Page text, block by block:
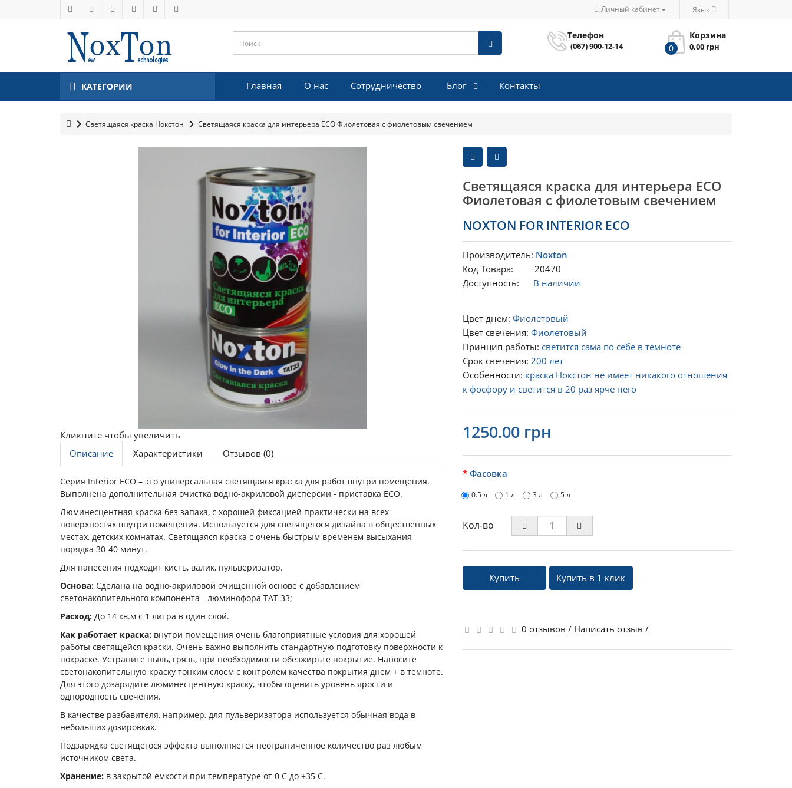
Личный кабинет Язык
(067) 900-12-14
Телефон
Корзина
0
0.00 грн
КАТЕГОРИИ Главная О нас Сотрудничество Блог Контакты
Светящаяся краска Нокстон Светящаяся краска для интерьера ECO Фиолетовая с фиолетовым свечением
Кликните чтобы увеличить
Описание
Характеристики Отзывов (0)
Серия Interior ECO – это универсальная светящаяся краска для работ внутри помещения.
Выполнена дополнительная очистка водно-акриловой дисперсии - приставка ECO.
Люминесцентная краска без запаха, с хорошей фиксацией практически на всех
поверхностях внутри помещения. Используется для светящегося дизайна в общественных
местах, детских комнатах. Светящаяся краска с очень быстрым временем высыхания
порядка 30-40 минут.
Для нанесения подходит кисть, валик, пульверизатор.
Основа: Сделана на водно-акриловой очищенной основе с добавлением
светонакопительного компонента - люминофора ТАТ 33;
Расход: До 14 кв.м с 1 литра в один слой.
Как работает краска: внутри помещения очень благоприятные условия для хорошей
работы светящейся краски. Очень важно выполнить стандартную подготовку поверхности к
покраске. Устраните пыль, грязь, при необходимости обезжирьте покрытие. Наносите
светонакопительную краску тонким слоем с контролем качества покрытия днем + в темноте.
Для этого дозарядите люминесцентную краску, чтобы оценить уровень ярости и
однородность свечения.
В качестве разбавителя, например, для пульверизатора используется обычная вода в
небольших дозировках.
Подзарядка светящегося эффекта выполняется неограниченное количество раз любым
источником света.
Хранение: в закрытой емкости при температуре от 0 С до +35 С.
Светящаяся краска для интерьера ECO
Фиолетовая с фиолетовым свечением
NOXTON FOR INTERIOR ECO
Производитель: Noxton
Код Товара: 20470
Доступность: В наличии
Цвет днем: Фиолетовый
Цвет свечения: Фиолетовый
Принцип работы: светится сама по себе в темноте
Срок свечения: 200 лет
Особенности: краска Нокстон не имеет никакого отношения
к фосфору и светится в 20 раз ярче него
1250.00 грн
Фасовка
0.5 л 1 л 3 л 5 л
Кол-во
Купить Купить в 1 клик
0 отзывов / Написать отзыв /